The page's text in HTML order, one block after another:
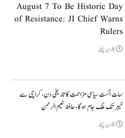
August 7 To Be Historic Day
of Resistance: JI Chief Warns
Rulers
8دن پہلے
سات اگست سیاسی مزاحمت کا تاریخی دن، کراچی سے
خیبر تک ملک جام ہوگا، حافظ نعیم الرحمن
8دن پہلے